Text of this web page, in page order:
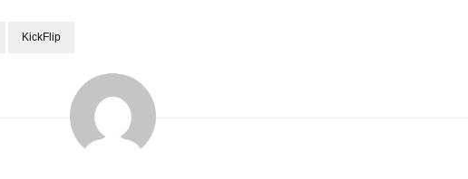
KickFlip